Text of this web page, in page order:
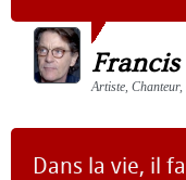
Artiste,
Dans la vie, il